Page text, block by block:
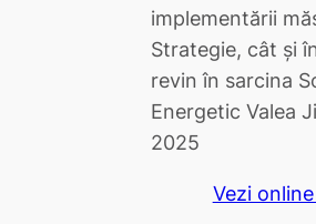
implementării
Strategie, cât și
revin în sarcina
Energetic Valea
2025
Vezi